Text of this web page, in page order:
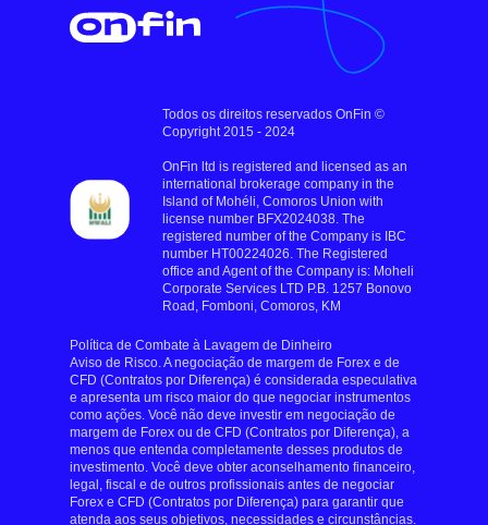
Política de Combate à Lavagem de Dinheiro
Aviso de Risco. A negociação de margem de Forex e de
CFD (Contratos por Diferença) é considerada especulativa
e apresenta um risco maior do que negociar instrumentos
como ações. Você não deve investir em negociação de
margem de Forex ou de CFD (Contratos por Diferença), a
menos que entenda completamente desses produtos de
investimento. Você deve obter aconselhamento financeiro,
legal, fiscal e de outros profissionais antes de negociar
Forex e CFD (Contratos por Diferença) para garantir que
atenda aos seus objetivos, necessidades e circunstâncias.
Todos os direitos reservados OnFin ©
Copyright 2015 - 2024
OnFin ltd is registered and licensed as an
international brokerage company in the
Island of Mohéli, Comoros Union with
license number BFX2024038. The
registered number of the Company is IBC
number HT00224026. The Registered
office and Agent of the Company is: Moheli
Corporate Services LTD P.B. 1257 Bonovo
Road, Fomboni, Comoros, KM